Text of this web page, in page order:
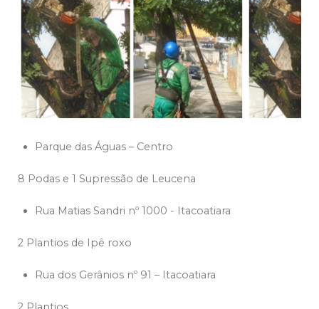
Parque das Águas – Centro
8 Podas e 1 Supressão de Leucena
Rua Matias Sandri nº 1000 - Itacoatiara
2 Plantios de Ipê roxo
Rua dos Gerânios nº 91 – Itacoatiara